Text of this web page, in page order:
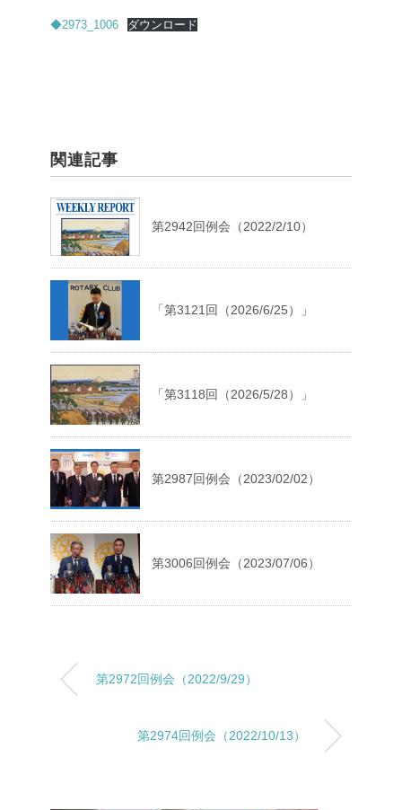
◆2973_1006 ダウンロード
関連記事
第2942回例会（2022/2/10）
「第3121回（2026/6/25）」
「第3118回（2026/5/28）」
第2987回例会（2023/02/02）
第3006回例会（2023/07/06）
第2972回例会（2022/9/29）
第2974回例会（2022/10/13）